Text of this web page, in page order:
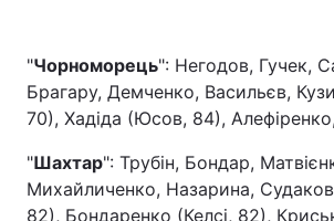
"Чорноморець": Негодов, Гучек,
Брагару, Демченко, Васильєв,
70), Хадіда (Юсов, 84),
"Шахтар": Трубін, Бондар,
Михайличенко, Назарина,
82), Бондаренко (Келсі, 82),